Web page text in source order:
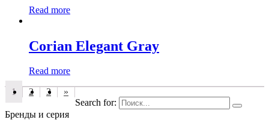
Read more
Corian Elegant Gray
Read more
1 2 3
»
Search for:
Бренды и серия